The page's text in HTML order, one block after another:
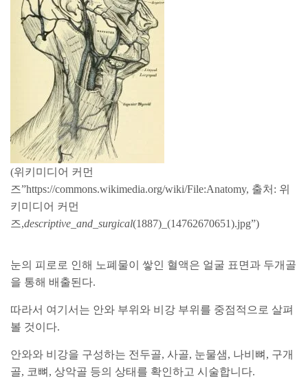
(위키미디어 커먼
즈”https://commons.wikimedia.org/wiki/File:Anatomy, 출처: 위
키미디어 커먼
즈,descriptive_and_surgical(1887)_(14762670651).jpg”)
눈의 피로로 인해 노폐물이 쌓인 혈액은 얼굴 표면과 두개골
을 통해 배출된다.
따라서 여기서는 안와 부위와 비강 부위를 중점적으로 살펴
볼 것이다.
안와와 비강을 구성하는 전두골, 사골, 눈물샘, 나비뼈, 구개
골, 코뼈, 상악골 등의 상태를 확인하고 시술합니다.